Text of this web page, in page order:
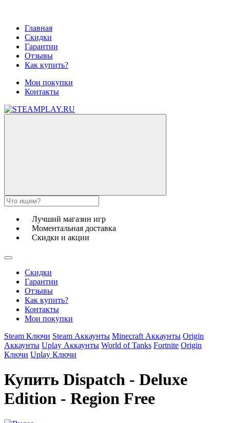
Главная
Скидки
Гарантии
Отзывы
Как купить?
Мои покупки
Контакты
Лучший магазин игр
Моментальная доставка
Скидки и акции
Скидки
Гарантии
Отзывы
Как купить?
Контакты
Мои покупки
Steam Ключи Steam Аккаунты Minecraft Аккаунты Origin
Аккаунты Uplay Аккаунты World of Tanks Fortnite Origin
Ключи Uplay Ключи
Купить Dispatch - Deluxe
Edition - Region Free